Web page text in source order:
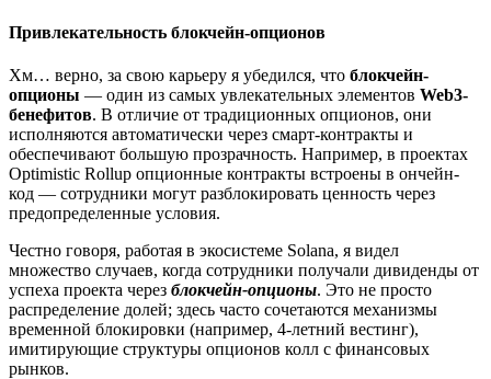
Привлекательность блокчейн-опционов
Хм… верно, за свою карьеру я убедился, что блокчейн-
опционы — один из самых увлекательных элементов Web3-
бенефитов. В отличие от традиционных опционов, они
исполняются автоматически через смарт-контракты и
обеспечивают большую прозрачность. Например, в проектах
Optimistic Rollup опционные контракты встроены в ончейн-
код — сотрудники могут разблокировать ценность через
предопределенные условия.
Честно говоря, работая в экосистеме Solana, я видел
множество случаев, когда сотрудники получали дивиденды от
успеха проекта через блокчейн-опционы. Это не просто
распределение долей; здесь часто сочетаются механизмы
временной блокировки (например, 4-летний вестинг),
имитирующие структуры опционов колл с финансовых
рынков.